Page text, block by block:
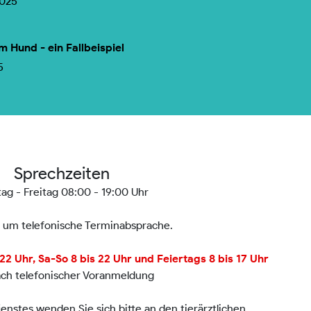
Hund - ein Fallbeispiel
Sprechzeiten
- Freitag 08:00 - 19:00 Uhr
telefonische Terminabsprache.
Uhr, Sa-So 8 bis 22 Uhr und Feiertags 8 bis 17 Uhr
telefonischer Voranmeldung